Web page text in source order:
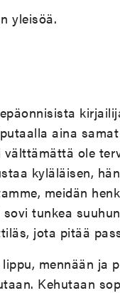
yleisöä.
aina
ole
kyläläisen,
meidän
tunkea
jota pitää
mennään ja
Kehutaan